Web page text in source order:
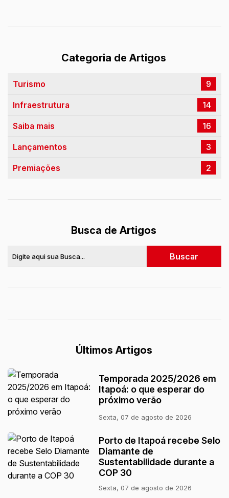
Categoria de Artigos
Turismo 9
Infraestrutura 14
Saiba mais 16
Lançamentos 3
Premiações 2
Busca de Artigos
Últimos Artigos
Temporada 2025/2026 em
Itapoá: o que esperar do
próximo verão
Sexta, 07 de agosto de 2026
Porto de Itapoá recebe Selo
Diamante de
Sustentabilidade durante a
COP 30
Sexta, 07 de agosto de 2026